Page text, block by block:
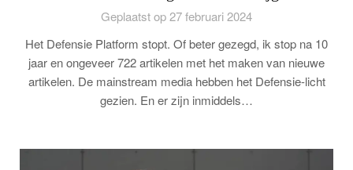
Geplaatst op 27 februari 2024
Het Defensie Platform stopt. Of beter gezegd, ik stop na 10
jaar en ongeveer 722 artikelen met het maken van nieuwe
artikelen. De mainstream media hebben het Defensie-licht
gezien. En er zijn inmiddels…